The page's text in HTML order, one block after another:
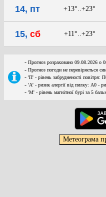
14, пт +13°..+23°
15, сб +11°..+23°
- Прогноз розраховано 09.08.2026 о
- Прогноз погоди не перевіряється
- 'П' - рівень забрудненості повітря:
- 'А' - ризик алергії від пилку: А0 -
- 'М' - рівень магнітної бурі за 5